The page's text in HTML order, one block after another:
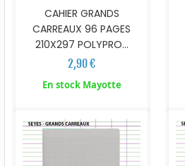
CAHIER GRANDS
CARREAUX 96 PAGES
210X297 POLYPRO...
2,90 €
En stock Mayotte